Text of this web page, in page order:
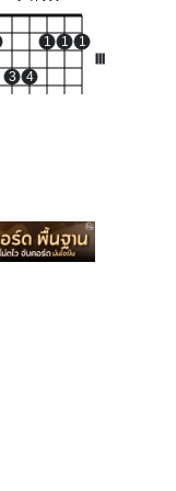
3 4
1 1 1